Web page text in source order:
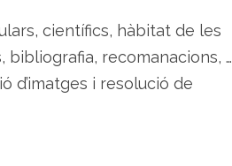
científics, hàbitat de les
recomanacions, …
d’imatges i resolució de